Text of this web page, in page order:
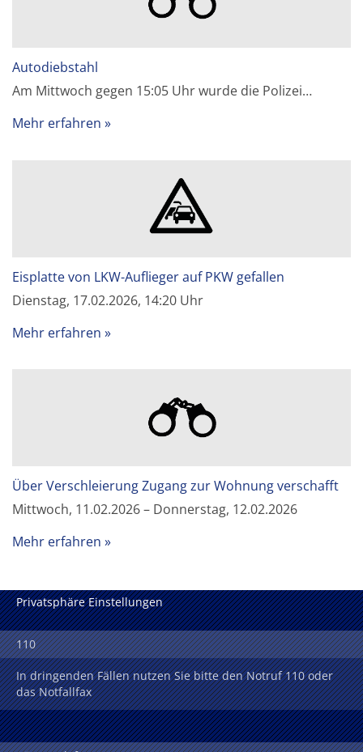
Autodiebstahl
Am Mittwoch gegen 15:05 Uhr wurde die Polizei…
Mehr erfahren
Eisplatte von LKW-Auflieger auf PKW gefallen
Dienstag, 17.02.2026, 14:20 Uhr
Mehr erfahren
Über Verschleierung Zugang zur Wohnung verschafft
Mittwoch, 11.02.2026 – Donnerstag, 12.02.2026
Mehr erfahren
Privatsphäre Einstellungen
110
In dringenden Fällen nutzen Sie bitte den Notruf 110 oder
das Notfallfax